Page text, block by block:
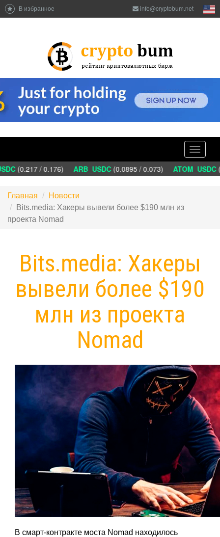
В избранное info@cryptobum.net
Toggle
(0.217 / 0.176) ARB_USDC(0.0895 / 0.073) ATOM_USDC
Главная
Новости
Bits.media: Хакеры вывели более $190 млн из
проекта Nomad
Bits.media: Хакеры
вывели более $190
млн из проекта
Nomad
В смарт-контракте моста Nomad находилось